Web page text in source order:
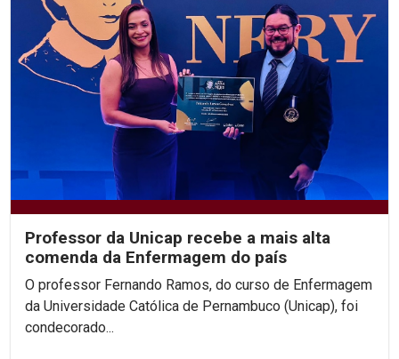
Professor da Unicap recebe a mais alta
comenda da Enfermagem do país
O professor Fernando Ramos, do curso de Enfermagem
da Universidade Católica de Pernambuco (Unicap), foi
condecorado...